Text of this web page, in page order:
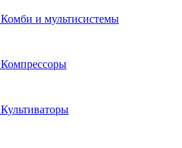
Комби и мультисистемы
Компрессоры
Культиваторы